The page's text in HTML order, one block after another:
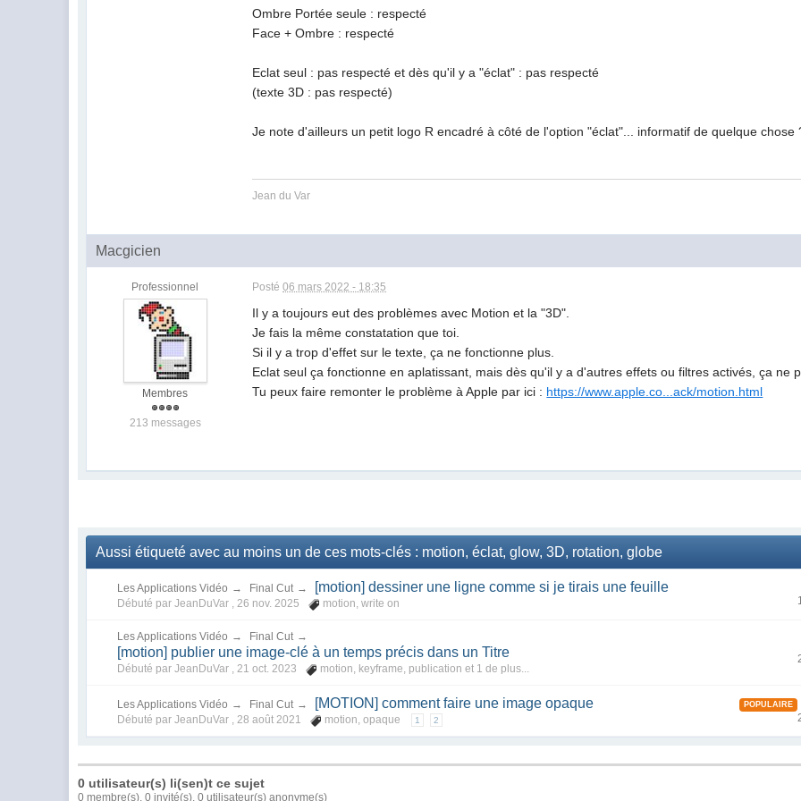
Ombre Portée seule : respecté
Face + Ombre : respecté
Eclat seul : pas respecté et dès qu'il y a "éclat" : pas respecté
(texte 3D : pas respecté)
Je note d'ailleurs un petit logo R encadré à côté de l'option "éclat"... informatif de quelque chose
Jean du Var
Macgicien
Professionnel
Membres
213 messages
Posté06 mars 2022 - 18:35
Il y a toujours eut des problèmes avec Motion et la "3D".
Je fais la même constatation que toi.
Si il y a trop d'effet sur le texte, ça ne fonctionne plus.
Eclat seul ça fonctionne en aplatissant, mais dès qu'il y a d'autres effets ou filtres activés, ça ne
Tu peux faire remonter le problème à Apple par ici : https://www.apple.co...ack/motion.html
Aussi étiqueté avec au moins un de ces mots-clés : motion, éclat, glow, 3D, rotation, globe
Les Applications Vidéo → Final Cut → [motion] dessiner une ligne comme si je tirais une feuille
Débuté par JeanDuVar ,26 nov. 2025 motion,write on
Les Applications Vidéo → Final Cut →
[motion] publier une image-clé à un temps précis dans un Titre
Débuté par JeanDuVar ,21 oct. 2023 motion, keyframe, publication et 1 de plus...
Les Applications Vidéo → Final Cut → [MOTION] comment faire une image opaque
Débuté par JeanDuVar ,28 août 2021 motion,opaque 1 2
POPULAIRE
0 utilisateur(s) li(sen)t ce sujet
0 membre(s), 0 invité(s), 0 utilisateur(s) anonyme(s)